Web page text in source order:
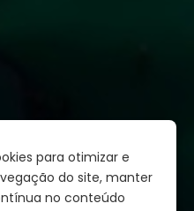
para otimizar e
do site, manter
no conteúdo